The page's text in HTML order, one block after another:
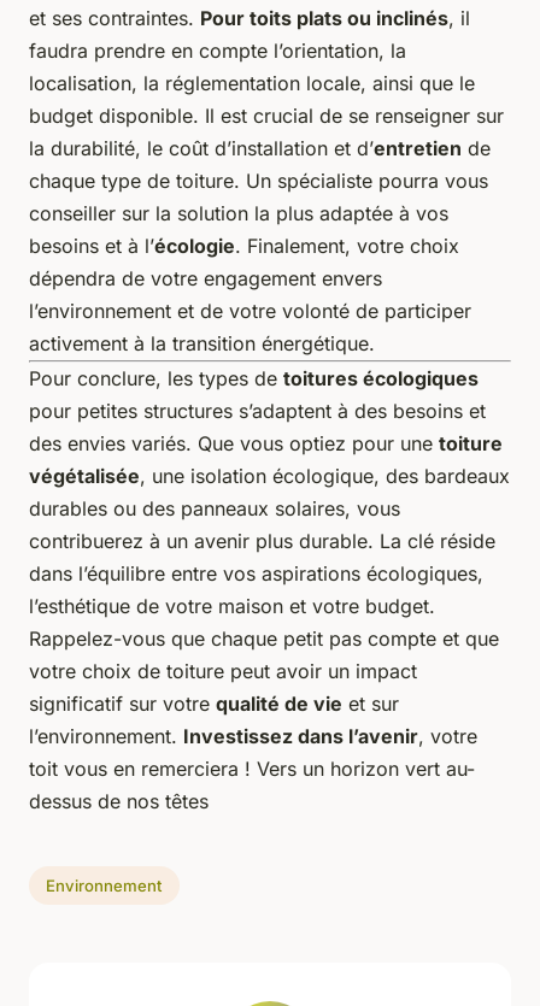
et ses contraintes. Pour toits plats ou inclinés, il
faudra prendre en compte l’orientation, la
localisation, la réglementation locale, ainsi que le
budget disponible. Il est crucial de se renseigner sur
la durabilité, le coût d’installation et d’entretien de
chaque type de toiture. Un spécialiste pourra vous
conseiller sur la solution la plus adaptée à vos
besoins et à l’écologie. Finalement, votre choix
dépendra de votre engagement envers
l’environnement et de votre volonté de participer
activement à la transition énergétique.
Pour conclure, les types de toitures écologiques
pour petites structures s’adaptent à des besoins et
des envies variés. Que vous optiez pour une toiture
végétalisée, une isolation écologique, des bardeaux
durables ou des panneaux solaires, vous
contribuerez à un avenir plus durable. La clé réside
dans l’équilibre entre vos aspirations écologiques,
l’esthétique de votre maison et votre budget.
Rappelez-vous que chaque petit pas compte et que
votre choix de toiture peut avoir un impact
significatif sur votre qualité de vie et sur
l’environnement. Investissez dans l’avenir, votre
toit vous en remerciera ! Vers un horizon vert au-
dessus de nos têtes
Environnement